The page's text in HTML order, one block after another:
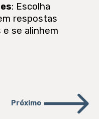
: Escolha
respostas
se alinhem
Próximo